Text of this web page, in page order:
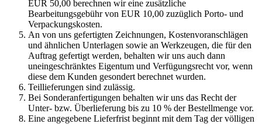
EUR 50,00 berechnen wir eine zusätzliche
Bearbeitungsgebühr von EUR 10,00 zuzüglich Porto- und
Verpackungskosten.
An von uns gefertigten Zeichnungen, Kostenvoranschlägen
und ähnlichen Unterlagen sowie an Werkzeugen, die für den
Auftrag gefertigt werden, behalten wir uns auch dann
uneingeschränktes Eigentum und Verfügungsrecht vor, wenn
diese dem Kunden gesondert berechnet wurden.
Teillieferungen sind zulässig.
Bei Sonderanfertigungen behalten wir uns das Recht der
Unter- bzw. Überlieferung bis zu 10 % der Bestellmenge vor.
Eine angegebene Lieferfrist beginnt mit dem Tag der völligen